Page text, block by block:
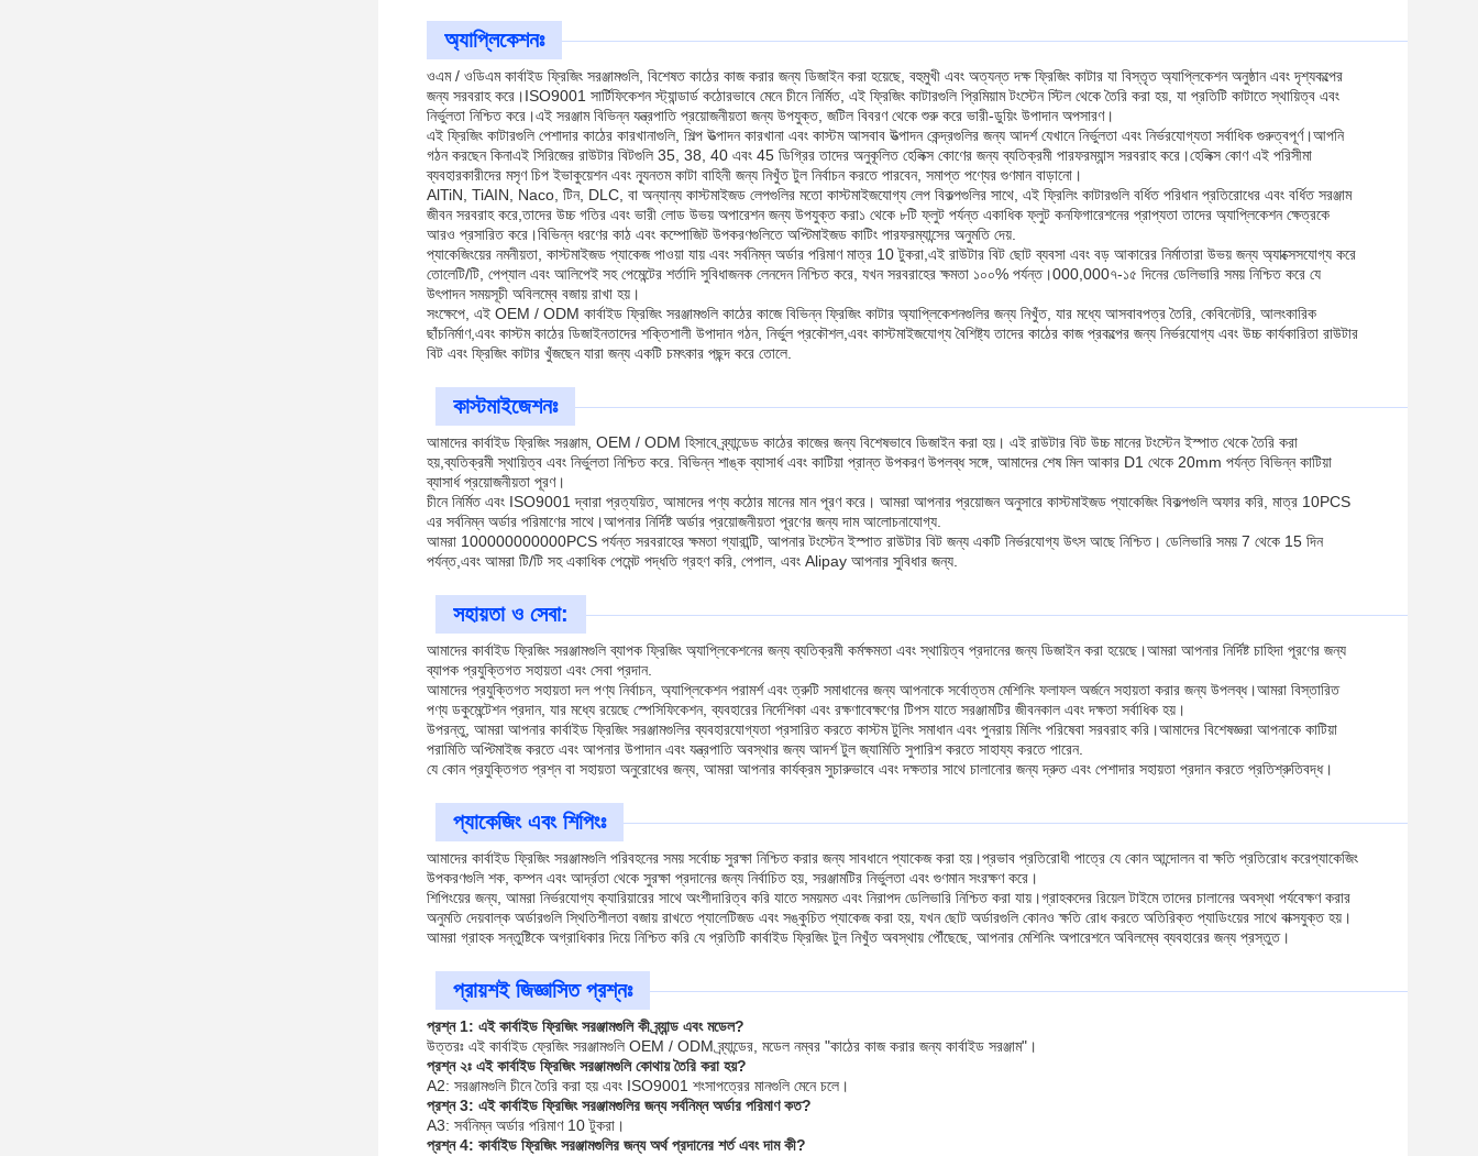
অ্যাপ্লিকেশনঃ
ওএম / ওডিএম কার্বাইড ফ্রিজিং সরঞ্জামগুলি, বিশেষত কাঠের কাজ করার জন্য ডিজাইন করা হয়েছে, বহুমুখী এবং অত্যন্ত দক্ষ ফ্রিজিং কাটার যা বিস্তৃত অ্যাপ্লিকেশন অনুষ্ঠান এবং দৃশ্যকল্পের
জন্য সরবরাহ করে।ISO9001 সার্টিফিকেশন স্ট্যান্ডার্ড কঠোরভাবে মেনে চীনে নির্মিত, এই ফ্রিজিং কাটারগুলি প্রিমিয়াম টংস্টেন স্টিল থেকে তৈরি করা হয়, যা প্রতিটি কাটাতে স্থায়িত্ব এবং
নির্ভুলতা নিশ্চিত করে।এই সরঞ্জাম বিভিন্ন যন্ত্রপাতি প্রয়োজনীয়তা জন্য উপযুক্ত, জটিল বিবরণ থেকে শুরু করে ভারী-ডুয়িং উপাদান অপসারণ।
এই ফ্রিজিং কাটারগুলি পেশাদার কাঠের কারখানাগুলি, শিল্প উত্পাদন কারখানা এবং কাস্টম আসবাব উত্পাদন কেন্দ্রগুলির জন্য আদর্শ যেখানে নির্ভুলতা এবং নির্ভরযোগ্যতা সর্বাধিক গুরুত্বপূর্ণ।আপনি
গঠন করছেন কিনাএই সিরিজের রাউটার বিটগুলি 35, 38, 40 এবং 45 ডিগ্রির তাদের অনুকূলিত হেলিক্স কোণের জন্য ব্যতিক্রমী পারফরম্যান্স সরবরাহ করে।হেলিক্স কোণ এই পরিসীমা
ব্যবহারকারীদের মসৃণ চিপ ইভাকুয়েশন এবং ন্যূনতম কাটা বাহিনী জন্য নিখুঁত টুল নির্বাচন করতে পারবেন, সমাপ্ত পণ্যের গুণমান বাড়ানো।
AlTiN, TiAIN, Naco, টিন, DLC, বা অন্যান্য কাস্টমাইজড লেপগুলির মতো কাস্টমাইজযোগ্য লেপ বিকল্পগুলির সাথে, এই ফ্রিলিং কাটারগুলি বর্ধিত পরিধান প্রতিরোধের এবং বর্ধিত সরঞ্জাম
জীবন সরবরাহ করে,তাদের উচ্চ গতির এবং ভারী লোড উভয় অপারেশন জন্য উপযুক্ত করা১ থেকে ৮টি ফ্লুট পর্যন্ত একাধিক ফ্লুট কনফিগারেশনের প্রাপ্যতা তাদের অ্যাপ্লিকেশন ক্ষেত্রকে
আরও প্রসারিত করে।বিভিন্ন ধরণের কাঠ এবং কম্পোজিট উপকরণগুলিতে অপ্টিমাইজড কাটিং পারফরম্যান্সের অনুমতি দেয়.
প্যাকেজিংয়ের নমনীয়তা, কাস্টমাইজড প্যাকেজ পাওয়া যায় এবং সর্বনিম্ন অর্ডার পরিমাণ মাত্র 10 টুকরা,এই রাউটার বিট ছোট ব্যবসা এবং বড় আকারের নির্মাতারা উভয় জন্য অ্যাক্সেসযোগ্য করে
তোলেটি/টি, পেপ্যাল এবং আলিপেই সহ পেমেন্টের শর্তাদি সুবিধাজনক লেনদেন নিশ্চিত করে, যখন সরবরাহের ক্ষমতা ১০০% পর্যন্ত।000,000৭-১৫ দিনের ডেলিভারি সময় নিশ্চিত করে যে
উৎপাদন সময়সূচী অবিলম্বে বজায় রাখা হয়।
সংক্ষেপে, এই OEM / ODM কার্বাইড ফ্রিজিং সরঞ্জামগুলি কাঠের কাজে বিভিন্ন ফ্রিজিং কাটার অ্যাপ্লিকেশনগুলির জন্য নিখুঁত, যার মধ্যে আসবাবপত্র তৈরি, কেবিনেটরি, আলংকারিক
ছাঁচনির্মাণ,এবং কাস্টম কাঠের ডিজাইনতাদের শক্তিশালী উপাদান গঠন, নির্ভুল প্রকৌশল,এবং কাস্টমাইজযোগ্য বৈশিষ্ট্য তাদের কাঠের কাজ প্রকল্পের জন্য নির্ভরযোগ্য এবং উচ্চ কার্যকারিতা রাউটার
বিট এবং ফ্রিজিং কাটার খুঁজছেন যারা জন্য একটি চমৎকার পছন্দ করে তোলে.
কাস্টমাইজেশনঃ
আমাদের কার্বাইড ফ্রিজিং সরঞ্জাম, OEM / ODM হিসাবে ব্র্যান্ডেড কাঠের কাজের জন্য বিশেষভাবে ডিজাইন করা হয়। এই রাউটার বিট উচ্চ মানের টংস্টেন ইস্পাত থেকে তৈরি করা
হয়,ব্যতিক্রমী স্থায়িত্ব এবং নির্ভুলতা নিশ্চিত করে. বিভিন্ন শাঙ্ক ব্যাসার্ধ এবং কাটিয়া প্রান্ত উপকরণ উপলব্ধ সঙ্গে, আমাদের শেষ মিল আকার D1 থেকে 20mm পর্যন্ত বিভিন্ন কাটিয়া
ব্যাসার্ধ প্রয়োজনীয়তা পূরণ।
চীনে নির্মিত এবং ISO9001 দ্বারা প্রত্যয়িত, আমাদের পণ্য কঠোর মানের মান পূরণ করে। আমরা আপনার প্রয়োজন অনুসারে কাস্টমাইজড প্যাকেজিং বিকল্পগুলি অফার করি, মাত্র 10PCS
এর সর্বনিম্ন অর্ডার পরিমাণের সাথে।আপনার নির্দিষ্ট অর্ডার প্রয়োজনীয়তা পূরণের জন্য দাম আলোচনাযোগ্য.
আমরা 100000000000PCS পর্যন্ত সরবরাহের ক্ষমতা গ্যারান্টি, আপনার টংস্টেন ইস্পাত রাউটার বিট জন্য একটি নির্ভরযোগ্য উৎস আছে নিশ্চিত। ডেলিভারি সময় 7 থেকে 15 দিন
পর্যন্ত,এবং আমরা টি/টি সহ একাধিক পেমেন্ট পদ্ধতি গ্রহণ করি, পেপাল, এবং Alipay আপনার সুবিধার জন্য.
সহায়তা ও সেবা:
আমাদের কার্বাইড ফ্রিজিং সরঞ্জামগুলি ব্যাপক ফ্রিজিং অ্যাপ্লিকেশনের জন্য ব্যতিক্রমী কর্মক্ষমতা এবং স্থায়িত্ব প্রদানের জন্য ডিজাইন করা হয়েছে।আমরা আপনার নির্দিষ্ট চাহিদা পূরণের জন্য
ব্যাপক প্রযুক্তিগত সহায়তা এবং সেবা প্রদান.
আমাদের প্রযুক্তিগত সহায়তা দল পণ্য নির্বাচন, অ্যাপ্লিকেশন পরামর্শ এবং ত্রুটি সমাধানের জন্য আপনাকে সর্বোত্তম মেশিনিং ফলাফল অর্জনে সহায়তা করার জন্য উপলব্ধ।আমরা বিস্তারিত
পণ্য ডকুমেন্টেশন প্রদান, যার মধ্যে রয়েছে স্পেসিফিকেশন, ব্যবহারের নির্দেশিকা এবং রক্ষণাবেক্ষণের টিপস যাতে সরঞ্জামটির জীবনকাল এবং দক্ষতা সর্বাধিক হয়।
উপরন্তু, আমরা আপনার কার্বাইড ফ্রিজিং সরঞ্জামগুলির ব্যবহারযোগ্যতা প্রসারিত করতে কাস্টম টুলিং সমাধান এবং পুনরায় মিলিং পরিষেবা সরবরাহ করি।আমাদের বিশেষজ্ঞরা আপনাকে কাটিয়া
পরামিতি অপ্টিমাইজ করতে এবং আপনার উপাদান এবং যন্ত্রপাতি অবস্থার জন্য আদর্শ টুল জ্যামিতি সুপারিশ করতে সাহায্য করতে পারেন.
যে কোন প্রযুক্তিগত প্রশ্ন বা সহায়তা অনুরোধের জন্য, আমরা আপনার কার্যক্রম সুচারুভাবে এবং দক্ষতার সাথে চালানোর জন্য দ্রুত এবং পেশাদার সহায়তা প্রদান করতে প্রতিশ্রুতিবদ্ধ।
প্যাকেজিং এবং শিপিংঃ
আমাদের কার্বাইড ফ্রিজিং সরঞ্জামগুলি পরিবহনের সময় সর্বোচ্চ সুরক্ষা নিশ্চিত করার জন্য সাবধানে প্যাকেজ করা হয়।প্রভাব প্রতিরোধী পাত্রে যে কোন আন্দোলন বা ক্ষতি প্রতিরোধ করেপ্যাকেজিং
উপকরণগুলি শক, কম্পন এবং আর্দ্রতা থেকে সুরক্ষা প্রদানের জন্য নির্বাচিত হয়, সরঞ্জামটির নির্ভুলতা এবং গুণমান সংরক্ষণ করে।
শিপিংয়ের জন্য, আমরা নির্ভরযোগ্য ক্যারিয়ারের সাথে অংশীদারিত্ব করি যাতে সময়মত এবং নিরাপদ ডেলিভারি নিশ্চিত করা যায়।গ্রাহকদের রিয়েল টাইমে তাদের চালানের অবস্থা পর্যবেক্ষণ করার
অনুমতি দেয়বাল্ক অর্ডারগুলি স্থিতিশীলতা বজায় রাখতে প্যালেটিজড এবং সঙ্কুচিত প্যাকেজ করা হয়, যখন ছোট অর্ডারগুলি কোনও ক্ষতি রোধ করতে অতিরিক্ত প্যাডিংয়ের সাথে বাক্সযুক্ত হয়।
আমরা গ্রাহক সন্তুষ্টিকে অগ্রাধিকার দিয়ে নিশ্চিত করি যে প্রতিটি কার্বাইড ফ্রিজিং টুল নিখুঁত অবস্থায় পৌঁছেছে, আপনার মেশিনিং অপারেশনে অবিলম্বে ব্যবহারের জন্য প্রস্তুত।
প্রায়শই জিজ্ঞাসিত প্রশ্নঃ
প্রশ্ন 1: এই কার্বাইড ফ্রিজিং সরঞ্জামগুলি কী ব্র্যান্ড এবং মডেল?
উত্তরঃ এই কার্বাইড ফ্রেজিং সরঞ্জামগুলি OEM / ODM ব্র্যান্ডের, মডেল নম্বর "কাঠের কাজ করার জন্য কার্বাইড সরঞ্জাম"।
প্রশ্ন ২ঃ এই কার্বাইড ফ্রিজিং সরঞ্জামগুলি কোথায় তৈরি করা হয়?
A2: সরঞ্জামগুলি চীনে তৈরি করা হয় এবং ISO9001 শংসাপত্রের মানগুলি মেনে চলে।
প্রশ্ন 3: এই কার্বাইড ফ্রিজিং সরঞ্জামগুলির জন্য সর্বনিম্ন অর্ডার পরিমাণ কত?
A3: সর্বনিম্ন অর্ডার পরিমাণ 10 টুকরা।
প্রশ্ন 4: কার্বাইড ফ্রিজিং সরঞ্জামগুলির জন্য অর্থ প্রদানের শর্ত এবং দাম কী?